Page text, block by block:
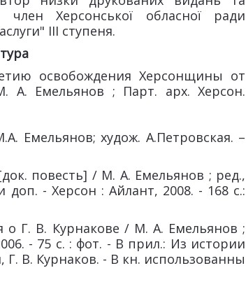
член Херсонської обласної ради
III ступеня.
освобождения Херсонщины от
А. Емельянов ; Парт. арх. Херсон.
Емельянов; худож. А.Петровская. –
повесть] / М. А. Емельянов ; ред.,
- Херсон : Айлант, 2008. - 168 с.:
Г. В. Курнакове / М. А. Емельянов ;
- 75 с. : фот. - В прил.: Из истории
В. Курнаков. - В кн. использованны